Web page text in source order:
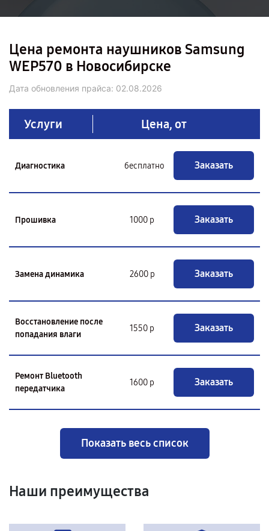
Цена ремонта наушников Samsung
WEP570 в Новосибирске
Дата обновления прайса: 02.08.2026
Услуги Цена, от
Диагностика бесплатно Заказать
Прошивка 1000 р Заказать
Замена динамика 2600 р Заказать
Восстановление после
попадания влаги
1550 р Заказать
Ремонт Bluetooth
передатчика
1600 р Заказать
Показать весь список
Наши преимущества